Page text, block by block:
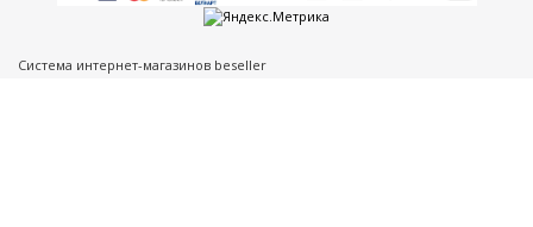
Система интернет-магазинов beseller